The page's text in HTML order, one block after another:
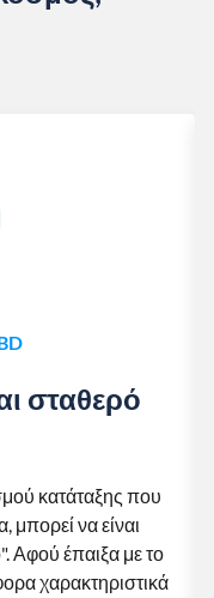
σταθερό
κατάταξης που
μπορεί να είναι
Αφού έπαιξα με το
χαρακτηριστικά